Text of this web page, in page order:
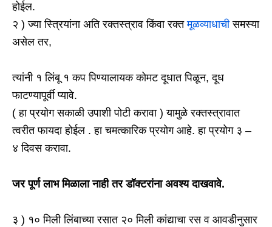
होईल.
२ ) ज्या स्त्रियांना अति रक्तस्त्राव किंवा रक्तमूळव्याधाचीसमस्या
असेल तर,
त्यांनी १ लिंबू १ कप पिण्यालायक कोमट दूधात पिळून, दूध
फाटण्यापूर्वी प्यावे.
( हा प्रयोग सकाळी उपाशी पोटी करावा ) यामुळे रक्तस्त्रावात
त्वरीत फायदा होईल . हा चमत्कारिक प्रयोग आहे. हा प्रयोग ३ –
४ दिवस करावा.
जर पूर्ण लाभ मिळाला नाही तर डॉक्टरांना अवश्य दाखवावे.
३ ) १० मिली लिंबाच्या रसात २० मिली कांद्याचा रस व आवडीनुसार